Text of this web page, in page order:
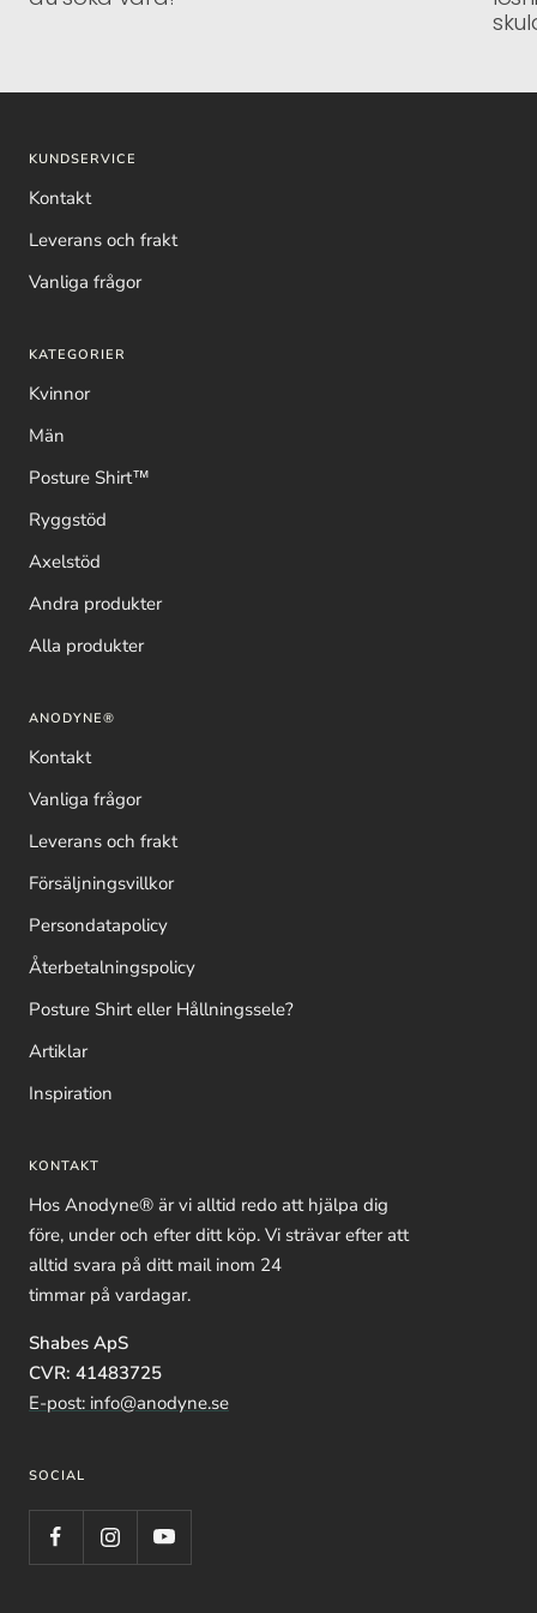
KUNDSERVICE
Kontakt
Leverans och frakt
Vanliga frågor
KATEGORIER
Kvinnor
Män
Posture Shirt™
Ryggstöd
Axelstöd
Andra produkter
Alla produkter
ANODYNE®
Kontakt
Vanliga frågor
Leverans och frakt
Försäljningsvillkor
Persondatapolicy
Återbetalningspolicy
Posture Shirt eller Hållningssele?
Artiklar
Inspiration
KONTAKT
Hos Anodyne® är vi alltid redo att hjälpa dig
före, under och efter ditt köp. Vi strävar efter att
alltid svara på ditt mail inom 24
timmar på vardagar.
Shabes ApS
CVR: 41483725
E-post: info@anodyne.se
SOCIAL